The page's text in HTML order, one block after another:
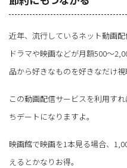
近年、流行しているネット動画配
ドラマや映画などが月額500～
品から好きなものを好きなだけ視
この動画配信サービスを利用す
ちデートになりますよ。
映画館で映画を1本見る場合、
えるとかなりお得。